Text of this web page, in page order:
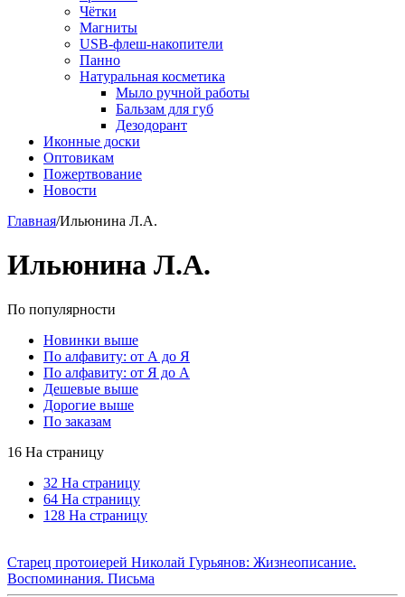
Чётки
Магниты
USB-флеш-накопители
Панно
Натуральная косметика
Мыло ручной работы
Бальзам для губ
Дезодорант
Иконные доски
Оптовикам
Пожертвование
Новости
Главная/Ильюнина Л.А.
Ильюнина Л.А.
По популярности
Новинки выше
По алфавиту: от А до Я
По алфавиту: от Я до А
Дешевые выше
Дорогие выше
По заказам
16 На страницу
32 На страницу
64 На страницу
128 На страницу
Старец протоиерей Николай Гурьянов: Жизнеописание.
Воспоминания. Письма